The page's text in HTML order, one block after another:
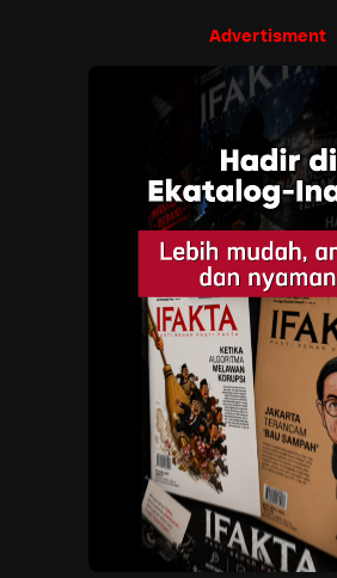
Advertisment